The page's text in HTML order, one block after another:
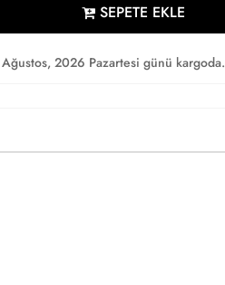
SEPETE EKLE
2026 Pazartesi günü kargoda.